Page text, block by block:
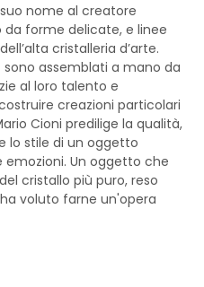
nome al creatore
forme delicate, e linee
cristalleria d’arte.
assemblati a mano da
al loro talento e
creazioni particolari
Cioni predilige la qualità,
lo stile di un oggetto
emozioni. Un oggetto che
cristallo più puro, reso
voluto farne un'opera